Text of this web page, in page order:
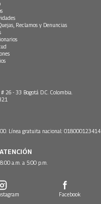
Reclamos y Denuncias
26 - 33 Bogotá D.C. Colombia.
Línea gratuita nacional: 018000123414
a.m. a 5:00 p.m.
Facebook